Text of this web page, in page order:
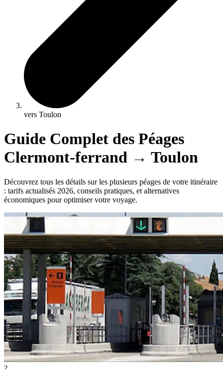
vers Toulon
Guide Complet des Péages
Clermont-ferrand → Toulon
Découvrez tous les détails sur les plusieurs péages de votre itinéraire
: tarifs actualisés 2026, conseils pratiques, et alternatives
économiques pour optimiser votre voyage.
?